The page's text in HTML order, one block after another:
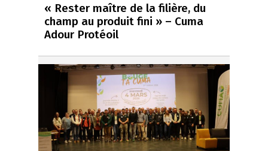
« Rester maître de la filière, du
champ au produit fini » – Cuma
Adour Protéoil